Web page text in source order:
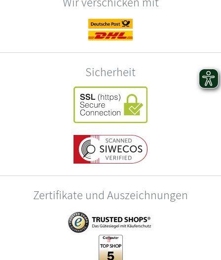
Sicherheit
Zertifikate und Auszeichnungen